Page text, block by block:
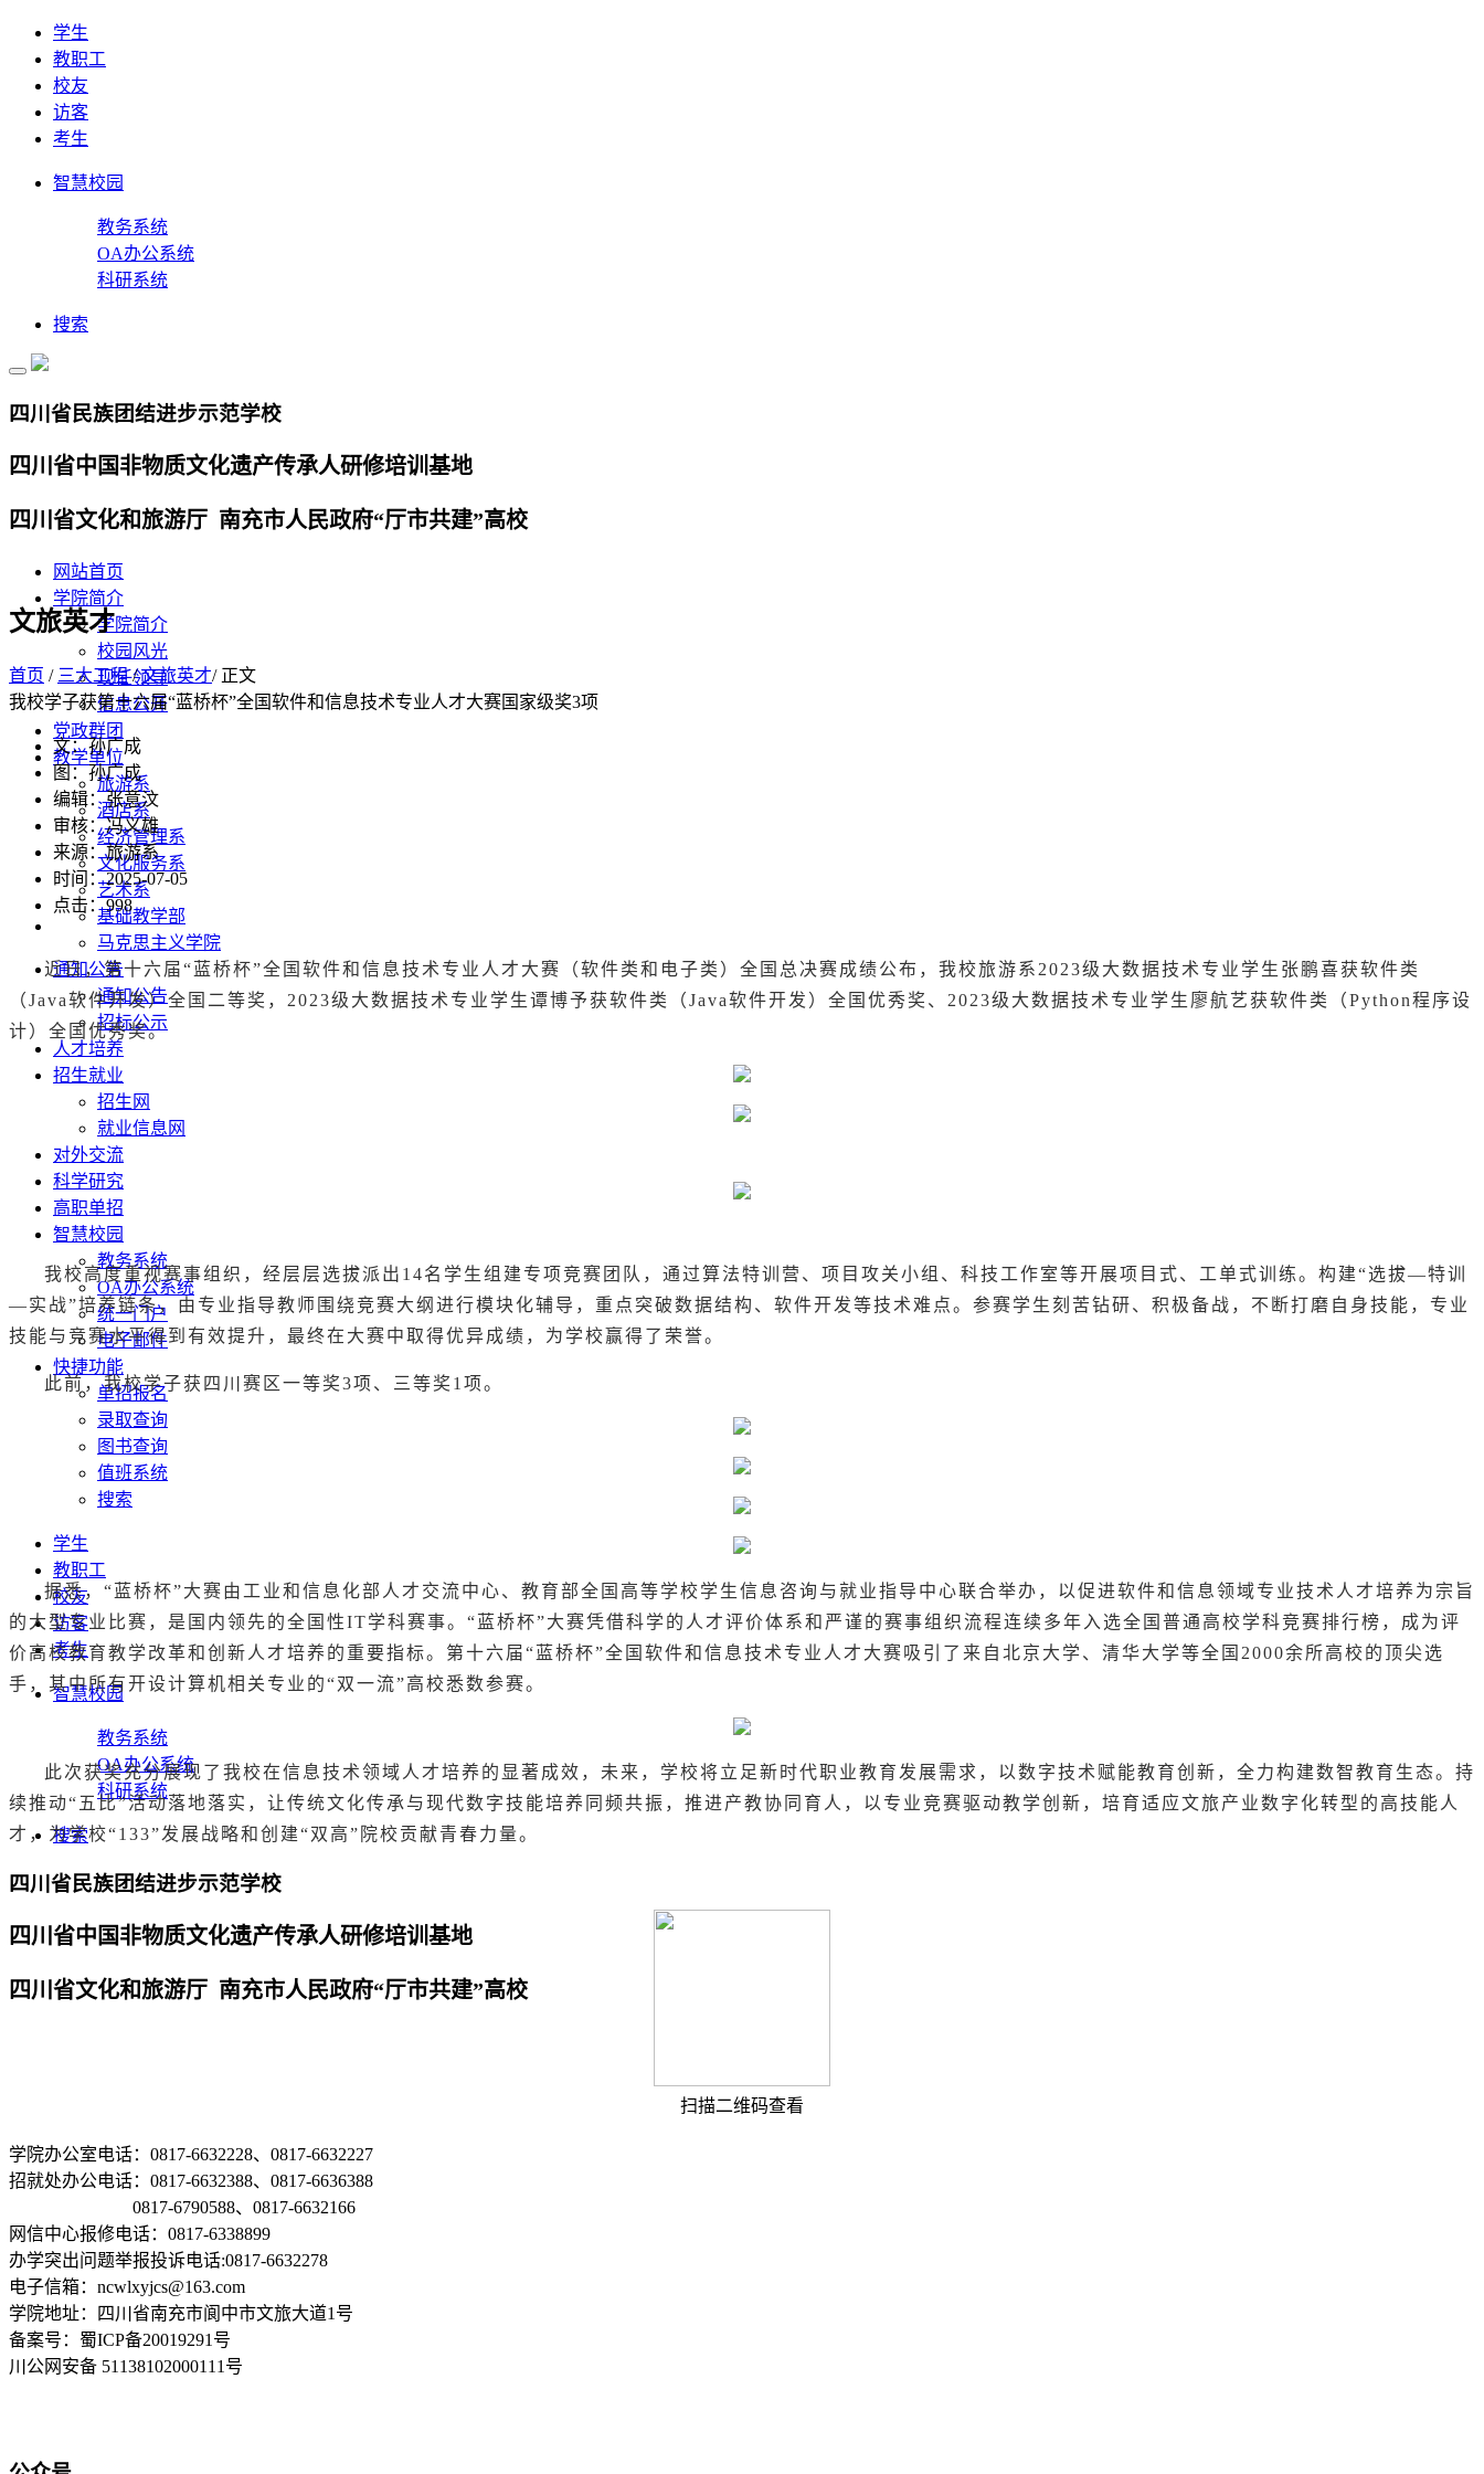
学生
教职工
校友
访客
考生
智慧校园
教务系统
OA办公系统
科研系统
搜索
四川省民族团结进步示范学校
四川省中国非物质文化遗产传承人研修培训基地
四川省文化和旅游厅 南充市人民政府“厅市共建”高校
网站首页
学院简介
学院简介
校园风光
现任领导
信息公开
党政群团
教学单位
旅游系
酒店系
经济管理系
文化服务系
艺术系
基础教学部
马克思主义学院
通知公告
通知公告
招标公示
人才培养
招生就业
招生网
就业信息网
对外交流
科学研究
高职单招
智慧校园
教务系统
OA办公系统
统一门户
电子邮件
快捷功能
单招报名
录取查询
图书查询
值班系统
搜索
学生
教职工
校友
访客
考生
智慧校园
教务系统
OA办公系统
科研系统
搜索
四川省民族团结进步示范学校
四川省中国非物质文化遗产传承人研修培训基地
四川省文化和旅游厅 南充市人民政府“厅市共建”高校
文旅英才
首页 / 三大工程/文旅英才/ 正文
我校学子获第十六届“蓝桥杯”全国软件和信息技术专业人才大赛国家级奖3项
文：孙广成
图：孙广成
编辑：张意汶
审核：冯义雄
来源：旅游系
时间：2025-07-05
点击：998
近日，第十六届“蓝桥杯”全国软件和信息技术专业人才大赛（软件类和电子类）全国总决赛成绩公布，我校旅游系2023级大数据技术专业学生张鹏喜获软件类
（Java软件开发）全国二等奖，2023级大数据技术专业学生谭博予获软件类（Java软件开发）全国优秀奖、2023级大数据技术专业学生廖航艺获软件类（Python程序设
计）全国优秀奖。
我校高度重视赛事组织，经层层选拔派出14名学生组建专项竞赛团队，通过算法特训营、项目攻关小组、科技工作室等开展项目式、工单式训练。构建“选拔—特训
—实战”培养链条，由专业指导教师围绕竞赛大纲进行模块化辅导，重点突破数据结构、软件开发等技术难点。参赛学生刻苦钻研、积极备战，不断打磨自身技能，专业
技能与竞赛水平得到有效提升，最终在大赛中取得优异成绩，为学校赢得了荣誉。
此前，我校学子获四川赛区一等奖3项、三等奖1项。
据悉，“蓝桥杯”大赛由工业和信息化部人才交流中心、教育部全国高等学校学生信息咨询与就业指导中心联合举办，以促进软件和信息领域专业技术人才培养为宗旨
的大型专业比赛，是国内领先的全国性IT学科赛事。“蓝桥杯”大赛凭借科学的人才评价体系和严谨的赛事组织流程连续多年入选全国普通高校学科竞赛排行榜，成为评
价高校教育教学改革和创新人才培养的重要指标。第十六届“蓝桥杯”全国软件和信息技术专业人才大赛吸引了来自北京大学、清华大学等全国2000余所高校的顶尖选
手，其中所有开设计算机相关专业的“双一流”高校悉数参赛。
此次获奖充分展现了我校在信息技术领域人才培养的显著成效，未来，学校将立足新时代职业教育发展需求，以数字技术赋能教育创新，全力构建数智教育生态。持
续推动“五比”活动落地落实，让传统文化传承与现代数字技能培养同频共振，推进产教协同育人，以专业竞赛驱动教学创新，培育适应文旅产业数字化转型的高技能人
才，为学校“133”发展战略和创建“双高”院校贡献青春力量。
扫描二维码查看
学院办公室电话：0817-6632228、0817-6632227
招就处办公电话：0817-6632388、0817-6636388
0817-6790588、0817-6632166
网信中心报修电话：0817-6338899
办学突出问题举报投诉电话:0817-6632278
电子信箱：ncwlxyjcs@163.com
学院地址：四川省南充市阆中市文旅大道1号
备案号：蜀ICP备20019291号
川公网安备 51138102000111号